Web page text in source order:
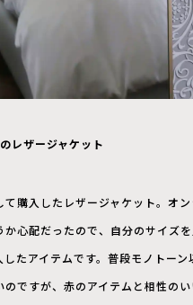
レザージャケット
て購入したレザージャケット。オ
か心配だったので、自分のサイズ
したアイテムです。普段モノトー
のですが、赤のアイテムと相性の